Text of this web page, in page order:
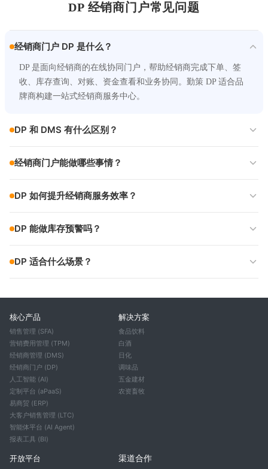
DP 经销商门户常见问题
经销商门户 DP 是什么？
DP 是面向经销商的在线协同门户，帮助经销商完成下单、签
收、库存查询、对账、资金查看和业务协同。勤策 DP 适合品
牌商构建一站式经销商服务中心。
DP 和 DMS 有什么区别？
经销商门户能做哪些事情？
DP 如何提升经销商服务效率？
DP 能做库存预警吗？
DP 适合什么场景？
核心产品
销售管理 (SFA)
营销费用管理 (TPM)
经销商管理 (DMS)
经销商门户 (DP)
人工智能 (AI)
定制平台 (aPaaS)
易商贸 (ERP)
大客户销售管理 (LTC)
智能体平台 (AI Agent)
报表工具 (BI)
解决方案
食品饮料
白酒
日化
调味品
五金建材
农资畜牧
开放平台 渠道合作